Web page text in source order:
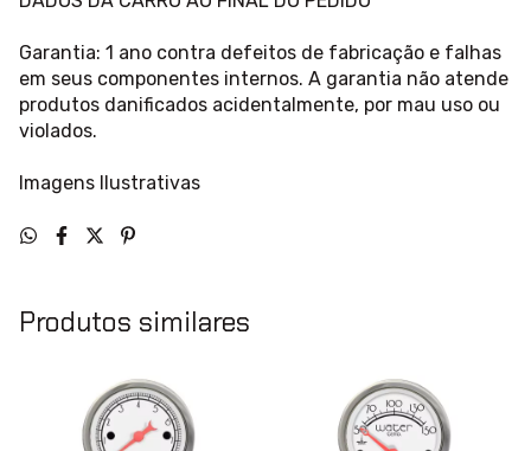
Garantia: 1 ano contra defeitos de fabricação e falhas
em seus componentes internos. A garantia não atende
produtos danificados acidentalmente, por mau uso ou
violados.
Imagens Ilustrativas
Produtos similares